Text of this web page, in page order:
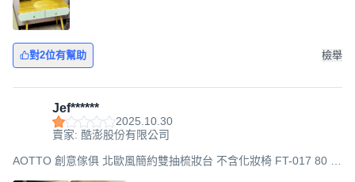
對2位有幫助 檢舉
Jef******
2025.10.30
賣家: 酷澎股份有限公司
AOTTO 創意傢俱 北歐風簡約雙抽梳妝台 不含化妝椅 FT-017 80 x